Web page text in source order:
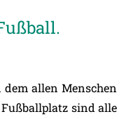
allen Menschen
sind alle